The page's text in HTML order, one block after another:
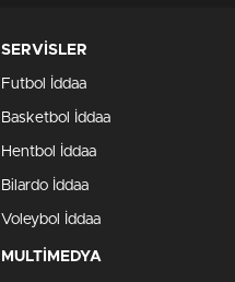
SERVİSLER
Futbol İddaa
Basketbol İddaa
Hentbol İddaa
Bilardo İddaa
Voleybol İddaa
MULTİMEDYA